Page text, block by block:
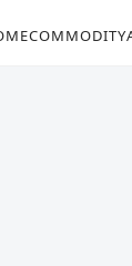
COMMODITY